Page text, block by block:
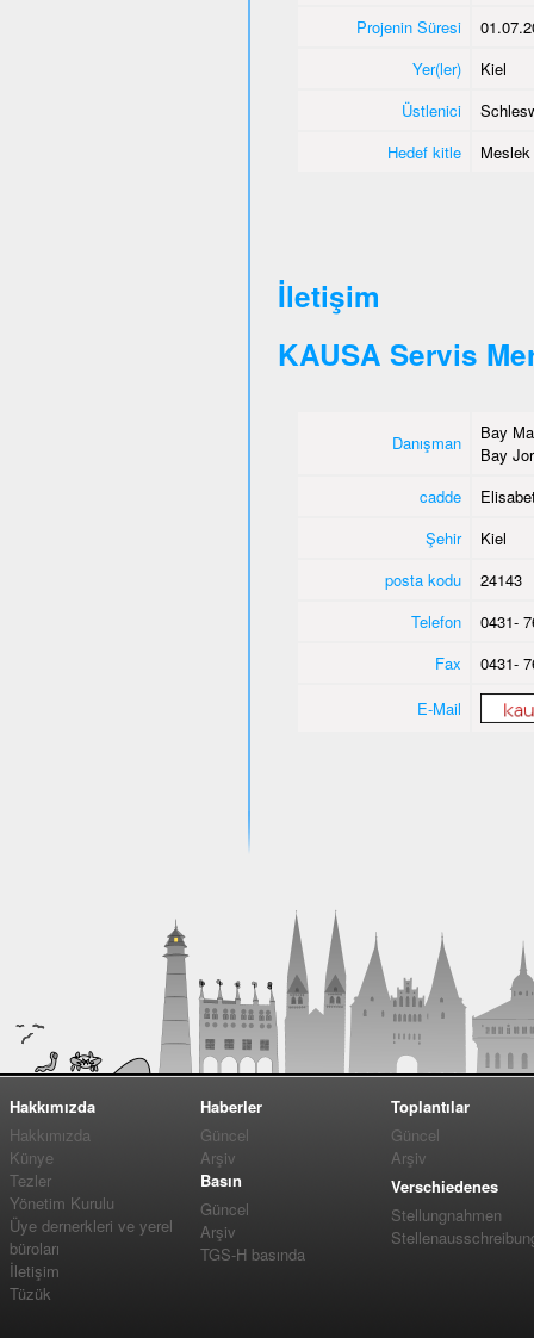
Projenin Süresi
Yer(ler)
Kiel
Üstlenici
Hedef kitle
İletişim
KAUSA Servis
Danışman
Bay
Bay
cadde
Şehir
Kiel
posta kodu
24143
Telefon
0431-
Fax
0431-
E-Mail
Hakkımızda
Hakkımızda
Künye
Tezler
Yönetim Kurulu
Üye dernerkleri ve yerel
büroları
İletişim
Tüzük
Haberler
Güncel
Arşiv
Basın
Güncel
Arşiv
TGS-H basında
Toplantılar
Güncel
Arşiv
Verschiedenes
Stellungnahmen